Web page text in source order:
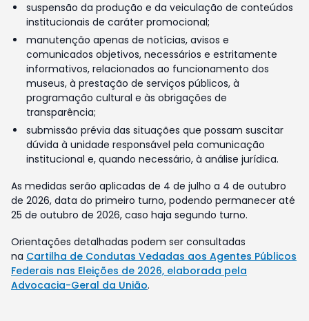
suspensão da produção e da veiculação de conteúdos
institucionais de caráter promocional;
manutenção apenas de notícias, avisos e
comunicados objetivos, necessários e estritamente
informativos, relacionados ao funcionamento dos
museus, à prestação de serviços públicos, à
programação cultural e às obrigações de
transparência;
submissão prévia das situações que possam suscitar
dúvida à unidade responsável pela comunicação
institucional e, quando necessário, à análise jurídica.
As medidas serão aplicadas de 4 de julho a 4 de outubro
de 2026, data do primeiro turno, podendo permanecer até
25 de outubro de 2026, caso haja segundo turno.
Orientações detalhadas podem ser consultadas
na Cartilha de Condutas Vedadas aos Agentes Públicos
Federais nas Eleições de 2026, elaborada pela
Advocacia-Geral da União.